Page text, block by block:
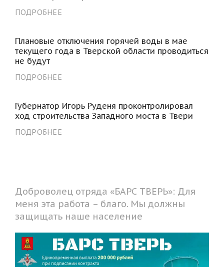
ПОДРОБНЕЕ
Плановые отключения горячей воды в мае
текущего года в Тверской области проводиться
не будут
ПОДРОБНЕЕ
Губернатор Игорь Руденя проконтролировал
ход строительства Западного моста в Твери
ПОДРОБНЕЕ
Доброволец отряда «БАРС ТВЕРЬ»: Для
меня эта работа – благо. Мы должны
защищать наше население